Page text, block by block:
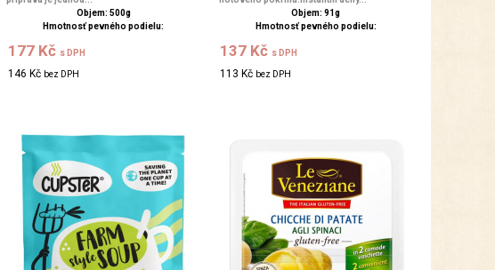
Objem: 500g
Hmotnosť pevného podielu:
177 Kč s DPH
146 Kč bez DPH
Objem: 91g
Hmotnosť pevného podielu:
137 Kč s DPH
113 Kč bez DPH